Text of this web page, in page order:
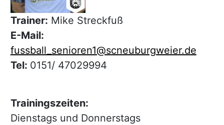
Trainer: Mike Streckfuß
E-Mail:
fussball_senioren1@scneuburgweier.de
Tel: 0151/ 47029994
Trainingszeiten:
Dienstags und Donnerstags